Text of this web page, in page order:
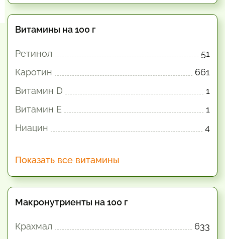
Витамины на 100 г
Ретинол
51
Каротин
661
Витамин D
1
Витамин E
1
Ниацин
4
Показать все витамины
Макронутриенты на 100 г
Крахмал
633